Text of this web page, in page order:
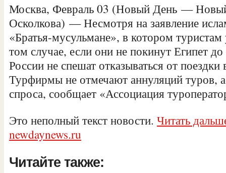
Москва, Февраль 03 (Новый День —
Осколкова) — Несмотря на заявление
«Братья-мусульмане», в котором
том случае, если они не покинут Египет
России не спешат отказываться отпоездки
Турфирмы не отмечают аннуляций туров,
спроса, сообщает «Ассоциация
Это неполный текст новости. Читать
newdaynews.ru
Читайте также: